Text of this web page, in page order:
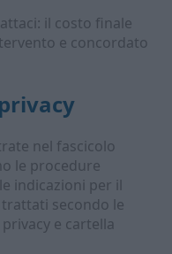
il costo finale
e concordato
nel fascicolo
le procedure
indicazioni per il
secondo le
e cartella